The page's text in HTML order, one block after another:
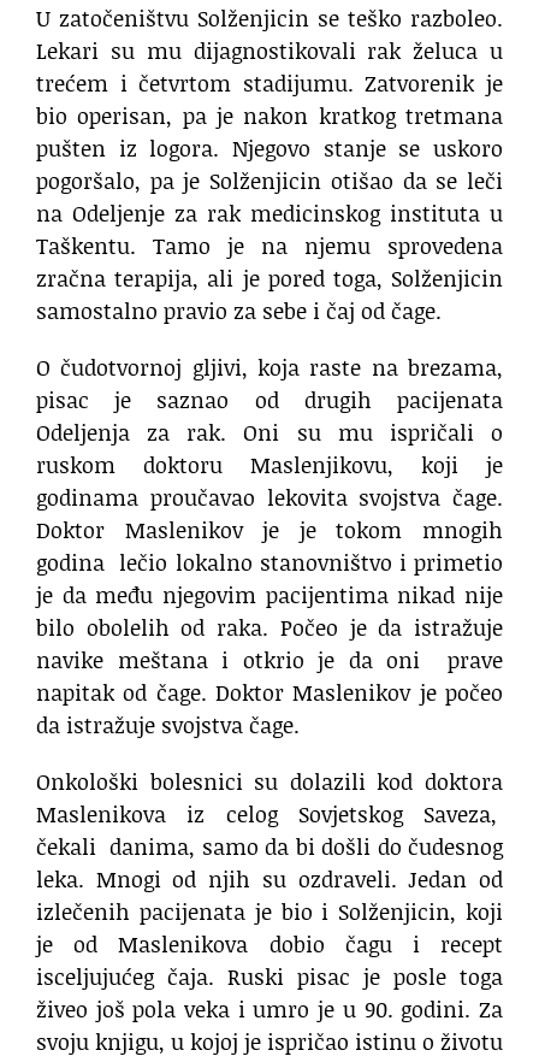
U zatočeništvu Solženjicin se teško razboleo.
Lekari su mu dijagnostikovali rak želuca u
trećem i četvrtom stadijumu. Zatvorenik je
bio operisan, pa je nakon kratkog tretmana
pušten iz logora. Njegovo stanje se uskoro
pogoršalo, pa je Solženjicin otišao da se leči
na Odeljenje za rak medicinskog instituta u
Taškentu. Tamo je na njemu sprovedena
zračna terapija, ali je pored toga, Solženjicin
samostalno pravio za sebe i čaj od čage.
O čudotvornoj gljivi, koja raste na brezama,
pisac je saznao od drugih pacijenata
Odeljenja za rak. Oni su mu ispričali o
ruskom doktoru Maslenjikovu, koji je
godinama proučavao lekovita svojstva čage.
Doktor Maslenikov je je tokom mnogih
godina lečio lokalno stanovništvo i primetio
je da među njegovim pacijentima nikad nije
bilo obolelih od raka. Počeo je da istražuje
navike meštana i otkrio je da oni prave
napitak od čage. Doktor Maslenikov je počeo
da istražuje svojstva čage.
Onkološki bolesnici su dolazili kod doktora
Maslenikova iz celog Sovjetskog Saveza,
čekali danima, samo da bi došli do čudesnog
leka. Mnogi od njih su ozdraveli. Jedan od
izlečenih pacijenata je bio i Solženjicin, koji
je od Maslenikova dobio čagu i recept
isceljujućeg čaja. Ruski pisac je posle toga
živeo još pola veka i umro je u 90. godini. Za
svoju knjigu, u kojoj je ispričao istinu o životu